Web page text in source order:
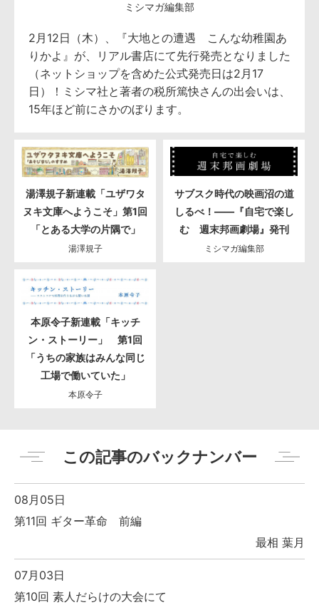
ミシマガ編集部
2月12日（木）、『大地との遭遇 こんな幼稚園あ
りかよ』が、リアル書店にて先行発売となりました
（ネットショップを含めた公式発売日は2月17
日）！ミシマ社と著者の税所篤快さんの出会いは、
15年ほど前にさかのぼります。
湯澤規子新連載「ユザワタ
ヌキ文庫へようこそ」第1回
「とある大学の片隅で」
湯澤規子
サブスク時代の映画沼の道
しるべ！――『自宅で楽し
む 週末邦画劇場』発刊
ミシマガ編集部
本原令子新連載「キッチ
ン・ストーリー」 第1回
「うちの家族はみんな同じ
工場で働いていた」
本原令子
この記事のバックナンバー
08月05日
第11回 ギター革命 前編
最相 葉月
07月03日
第10回 素人だらけの大会にて